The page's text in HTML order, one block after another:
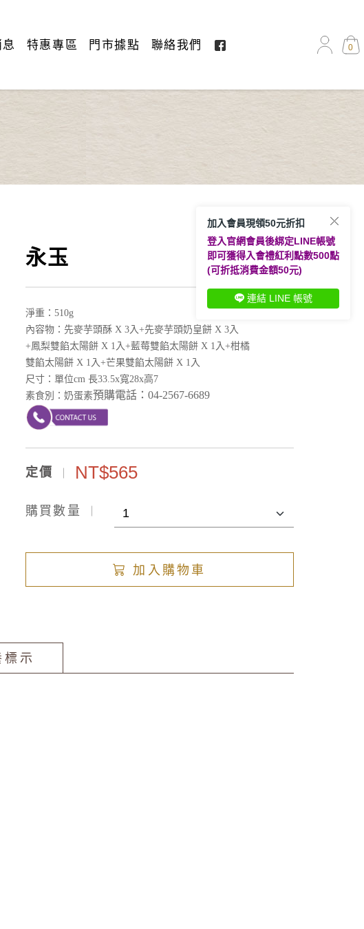
特惠專區 門市據點 聯絡我們 0
永玉
淨重：510g
內容物： 先麥芋頭酥X 3入+先麥芋頭奶皇餅 X 3入
+鳳梨雙餡太陽餅 X 1入+藍莓雙餡太陽餅 X 1入+柑橘
雙餡太陽餅 X 1入+芒果雙餡太陽餅 X 1入
尺寸：單位cm 長33.5x寬28x高7
素食別：奶蛋素預購電話： 04-2567-6689
定價 NT$565
購買數量
加入購物車
標示
加入會員現領50元折扣
登入官網會員後綁定LINE帳號
即可獲得入會禮紅利點數500點
(可折抵消費金額50元)
連結 LINE 帳號